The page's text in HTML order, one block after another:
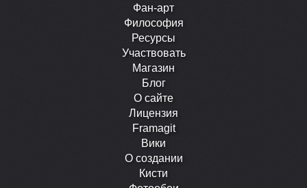
Фан-арт
Философия
Ресурсы
Участвовать
Магазин
Блог
О сайте
Лицензия
Framagit
Вики
О создании
Кисти